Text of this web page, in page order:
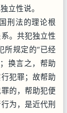
立性说。
刑法的理论根
。共犯独立性
所规定的“已经
换言之，帮助
犯罪；故帮助
的，帮助犯便
为，是近代刑